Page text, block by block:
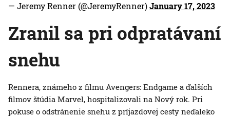
— Jeremy Renner (@JeremyRenner)January 17, 2023
Zranil sa pri odpratávaní
snehu
Rennera, známeho z filmu Avengers: Endgame a ďalších
filmov štúdia Marvel, hospitalizovali na Nový rok. Pri
pokuse o odstránenie snehu z príjazdovej cesty neďaleko